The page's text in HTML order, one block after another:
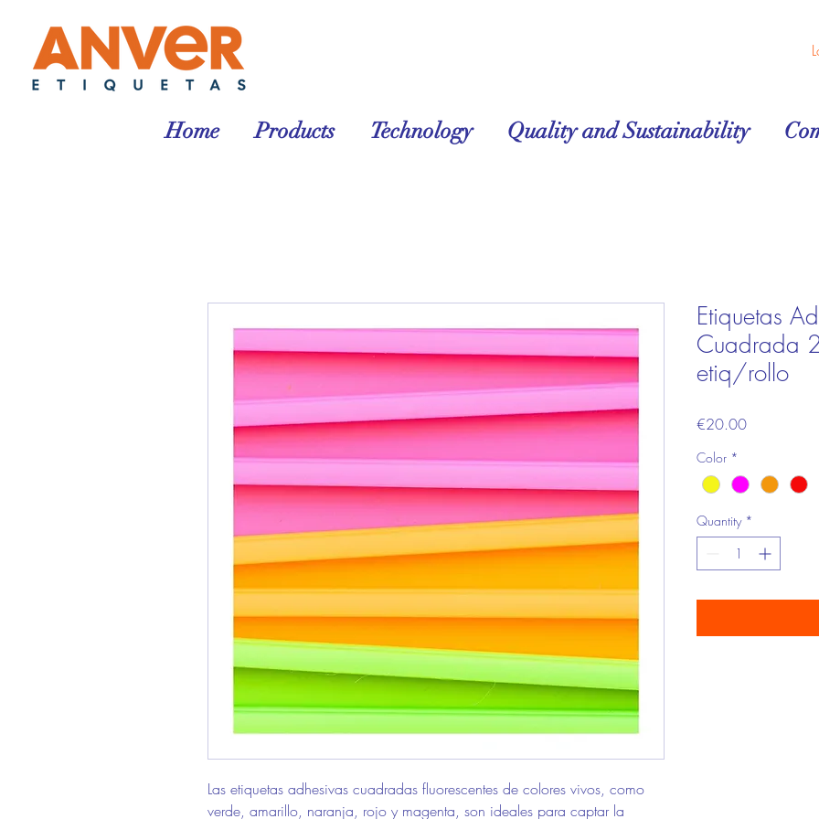
Home Products Technology Quality and Sustainability
Las etiquetas adhesivas cuadradas fluorescentes de colores vivos, como
verde, amarillo, naranja, rojo y magenta, son ideales para captar la
Etiquetas
Cuadrada
etiq/rollo
€20.00Price
Color *
Quantity *